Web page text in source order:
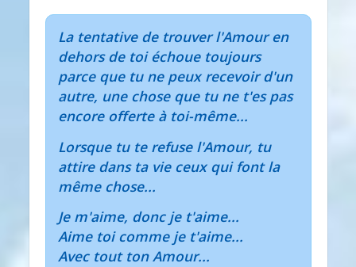
La tentative de trouver l'Amour en
dehors de toi échoue toujours
parce que tu ne peux recevoir d'un
autre, une chose que tu ne t'es pas
encore offerte à toi-même...
Lorsque tu te refuse l'Amour, tu
attire dans ta vie ceux qui font la
même chose...
Je m'aime, donc je t'aime...
Aime toi comme je t'aime...
Avec tout ton Amour...